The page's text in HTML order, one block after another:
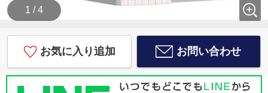
1 / 4
お気に入り追加 お問い合わせ